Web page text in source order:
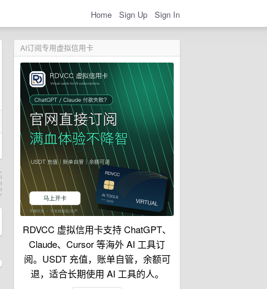
Home Sign Up Sign In
AI订阅专用虚拟信用卡
RDVCC 虚拟信用卡支持 ChatGPT、
Claude、Cursor 等海外 AI 工具订
阅。USDT 充值，账单自管，余额可
退，适合长期使用 AI 工具的人。